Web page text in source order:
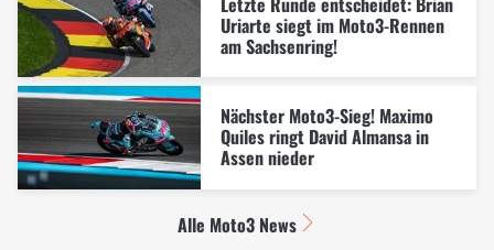
Uriarte siegt im Moto3-Rennen
am Sachsenring!
Nächster Moto3-Sieg! Maximo
Quiles ringt David Almansa in
Assen nieder
Alle Moto3 News